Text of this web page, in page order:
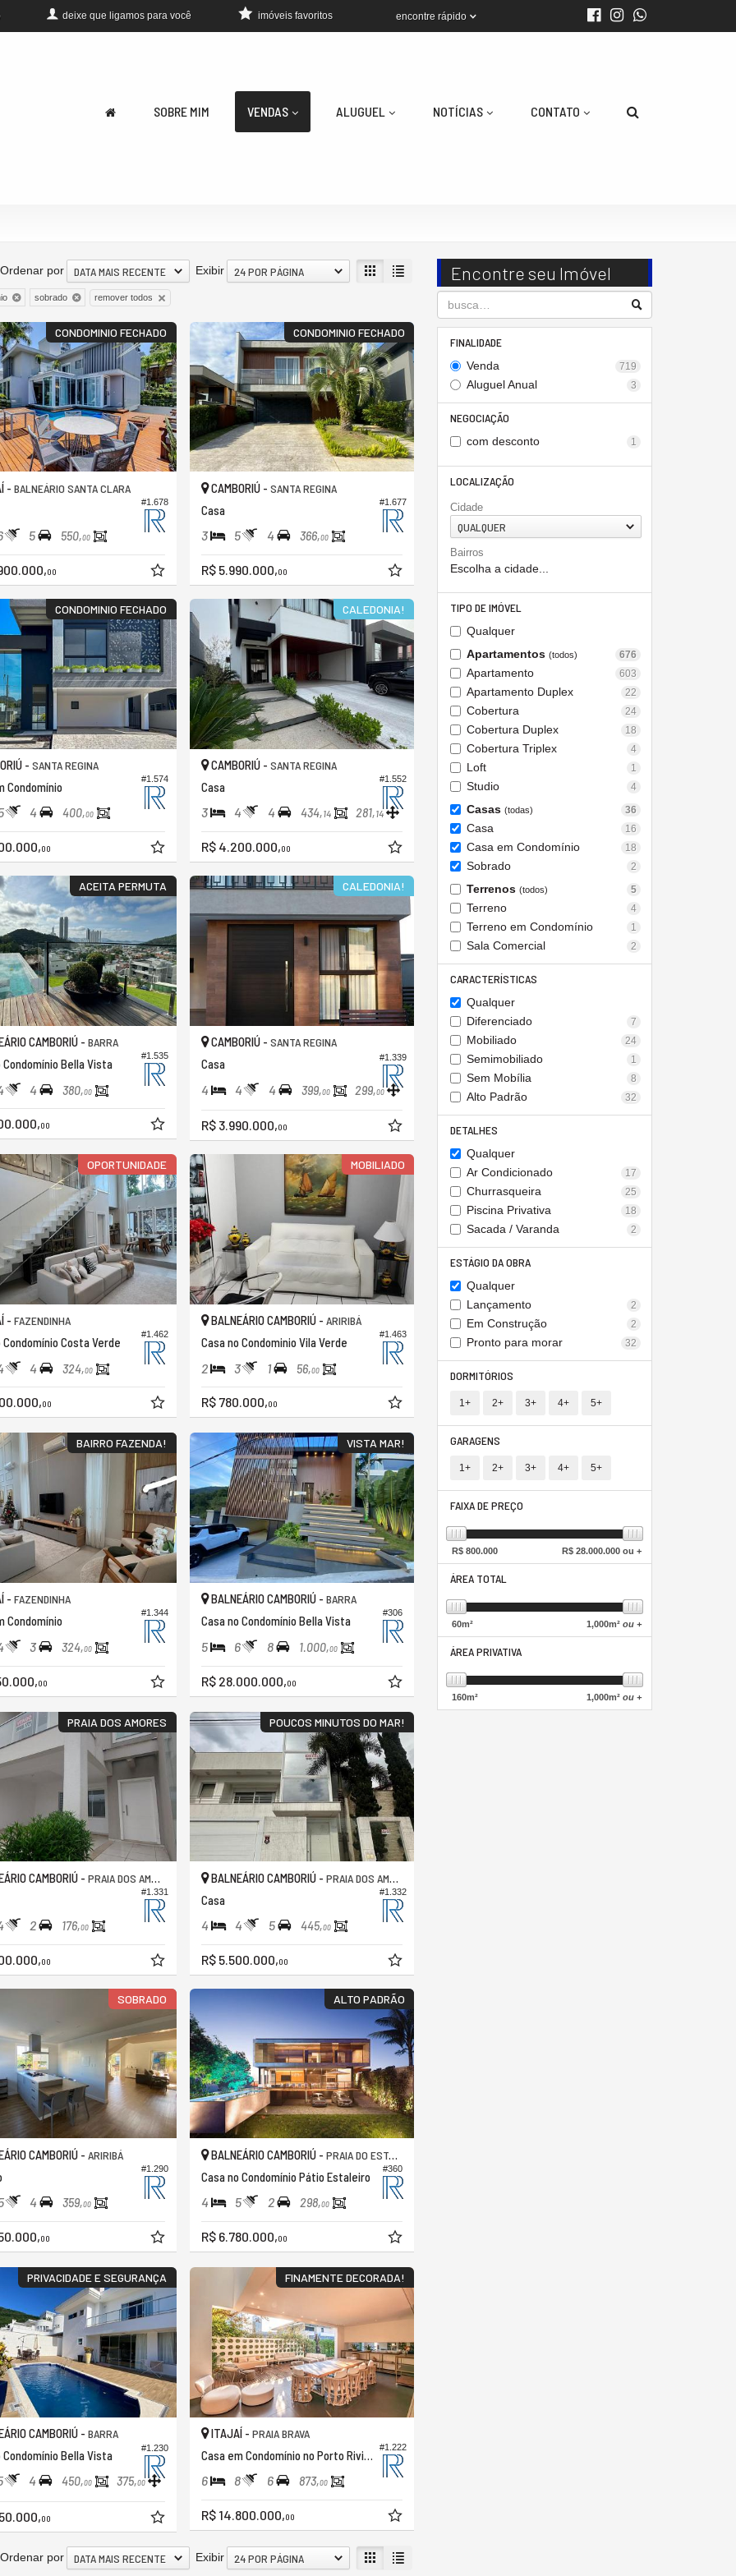
deixe que ligamos para você encontre rápido
imóveis favoritos
SOBRE MIM VENDAS ALUGUEL NOTÍCIAS CONTATO
Encontre seu Imóvel
FINALIDADE
Venda 719
Aluguel Anual 3
NEGOCIAÇÃO
com desconto 1
LOCALIZAÇÃO
Cidade
QUALQUER
Bairros
Escolha a cidade...
TIPO DE IMÓVEL
Qualquer
Apartamentos (todos) 676
Apartamento 603
Apartamento Duplex 22
Cobertura 24
Cobertura Duplex 18
Cobertura Triplex 4
Loft 1
Studio 4
Casas (todas) 36
Casa 16
Casa em Condomínio 18
Sobrado 2
Terrenos (todos) 5
Terreno 4
Terreno em Condomínio 1
Sala Comercial 2
CARACTERÍSTICAS
Qualquer
Diferenciado
7
Mobiliado 24
Semimobiliado 1
Sem Mobília 8
Alto Padrão 32
DETALHES
Qualquer
Ar Condicionado
17
Churrasqueira 25
Piscina Privativa 18
Sacada / Varanda 2
ESTÁGIO DA OBRA
Qualquer
Lançamento
2
Em Construção 2
Pronto para morar 32
DORMITÓRIOS
1+ 2+ 3+ 4+ 5+
GARAGENS
1+ 2+ 3+ 4+ 5+
FAIXA DE PREÇO
R$ 800.000 R$28.000.000 ou +
ÁREA TOTAL
60m² 1,000m²ou +
ÁREA PRIVATIVA
160m² 1,000m²ou +
Exibir 24 POR PÁGINA
Ordenar por DATA MAIS RECENTE
sobrado remover todos
CONDOMINIO FECHADO
#1.678
- BALNEÁRIO SANTA CLARA
5 550,00
00
CONDOMINIO FECHADO
#1.677
CAMBORIÚ - SANTA REGINA
Casa
3 5 4 366,00
R$ 5.990.000,00
CONDOMINIO FECHADO
#1.574
- SANTA REGINA
Condomínio
4 400,00
00
CALEDONIA!
#1.552
CAMBORIÚ - SANTA REGINA
Casa
3 4 4 434,14 281,14
R$ 4.200.000,00
ACEITA PERMUTA
#1.535
CAMBORIÚ - BARRA
Condomínio Bella Vista
4 380,00
00
CALEDONIA!
#1.339
CAMBORIÚ - SANTA REGINA
Casa
4 4 4 399,00 299,00
R$ 3.990.000,00
OPORTUNIDADE
#1.462
- FAZENDINHA
Condomínio Costa Verde
4 324,00
00
MOBILIADO
#1.463
BALNEÁRIO CAMBORIÚ - ARIRIBÁ
Casa no Condominio Vila Verde
2 3 1 56,00
R$ 780.000,00
BAIRRO FAZENDA!
#1.344
- FAZENDINHA
Condomínio
3 324,00
00
VISTA MAR!
#306
BALNEÁRIO CAMBORIÚ - BARRA
Casa no Condomínio Bella Vista
5 6 8 1.000,00
R$ 28.000.000,00
PRAIA DOS AMORES
#1.331
CAMBORIÚ - PRAIA DOS AMORES
2 176,00
00
POUCOS MINUTOS DO MAR!
#1.332
BALNEÁRIO CAMBORIÚ - PRAIA DOS AMORES
Casa
4 4 5 445,00
R$ 5.500.000,00
SOBRADO
#1.290
CAMBORIÚ - ARIRIBÁ
4 359,00
00
ALTO PADRÃO
#360
BALNEÁRIO CAMBORIÚ - PRAIA DO ESTALEIRO
Casa no Condomínio Pátio Estaleiro
4 5 2 298,00
R$ 6.780.000,00
PRIVACIDADE E SEGURANÇA
#1.230
CAMBORIÚ - BARRA
Condomínio Bella Vista
4 450,00 375,00
00
FINAMENTE DECORADA!
#1.222
ITAJAÍ - PRAIA BRAVA
Casa em Condomínio no Porto Riviera Exclusive
6 8 6 873,00
R$ 14.800.000,00
Exibir 24 POR PÁGINA
Ordenar por DATA MAIS RECENTE